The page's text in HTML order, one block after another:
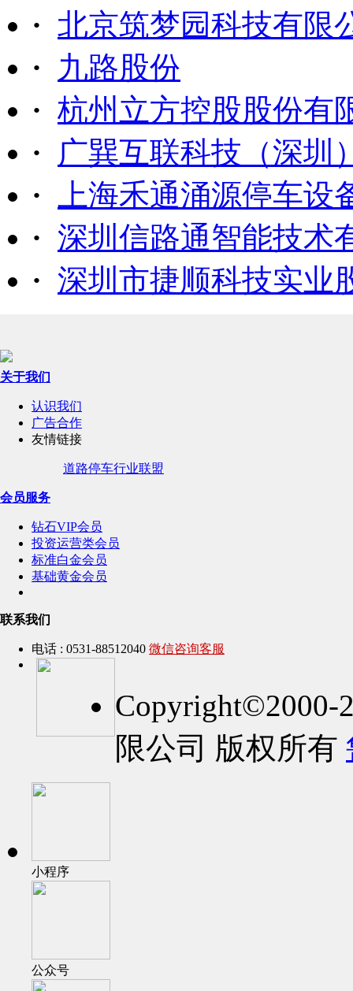
· 北京筑梦园科技有限
·
九路股份
· 杭州立方控股股份有
·
广巽互联科技（深圳
·
上海禾通涌源停车设
· 深圳信路通智能技术
· 深圳市捷顺科技实业
关于我们
认识我们
广告合作
友情链接
道路停车行业联盟
会员服务
钻石VIP会员
投资运营类会员
标准白金会员
基础黄金会员
联系我们
电话 : 0531-88512040 微信咨询客服
Copyright©2000-
限公司 版权所有
小程序
公众号